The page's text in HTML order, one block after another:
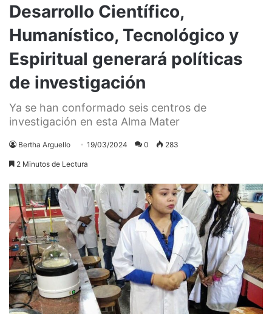
Desarrollo Científico,
Humanístico, Tecnológico y
Espiritual generará políticas
de investigación
Ya se han conformado seis centros de
investigación en esta Alma Mater
Bertha Arguello 19/03/2024 0 283
2 Minutos de Lectura